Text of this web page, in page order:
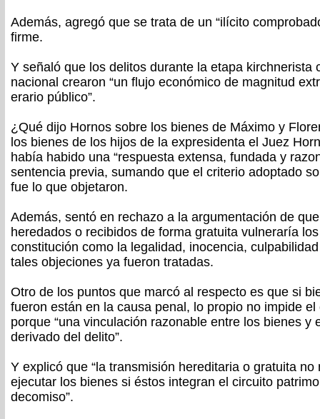
Además, agregó que se trata de un “ilícito
firme.
Y señaló que los delitos durante la etapa kirchnerista
nacional crearon “un flujo económico de magnitud
erario público”.
¿Qué dijo Hornos sobre los bienes de Máximo y
los bienes de los hijos de la expresidenta el Juez
había habido una “respuesta extensa, fundada y
sentencia previa, sumando que el criterio adoptado
fue lo que objetaron.
Además, sentó en rechazo a la argumentación de
heredados o recibidos de forma gratuita vulneraría
constitución como la legalidad, inocencia,
tales objeciones ya fueron tratadas.
Otro de los puntos que marcó al respecto es que si
fueron están en la causa penal, lo propio no impide
porque “una vinculación razonable entre los bienes y
derivado del delito”.
Y explicó que “la transmisión hereditaria o gratuita
ejecutar los bienes si éstos integran el circuito
decomiso”.